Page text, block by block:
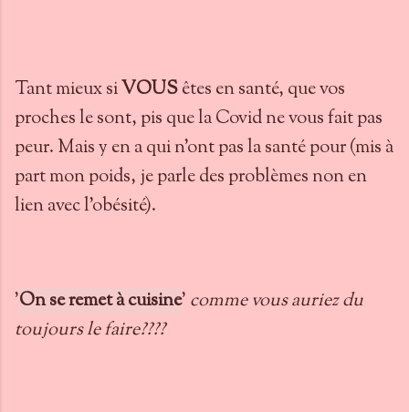
Tant mieux siVOUSêtes en santé, que vos
proches le sont, pis que la Covid ne vous fait pas
peur. Mais y en a qui n'ont pas la santé pour (mis à
part mon poids, je parle des problèmes non en
lien avec l'obésité).
'On se remet à cuisine' comme vous auriez du
toujours le faire????